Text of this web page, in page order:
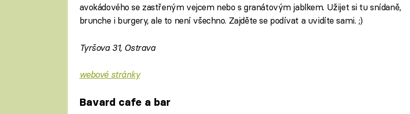
avokádového se zastřeným vejcem nebo s granátovým jablkem. Užijet si tu snídaně,
brunche i burgery, ale to není všechno. Zajděte se podívat a uvidíte sami. ;)
Tyršova 31, Ostrava
webové stránky
Bavard cafe a bar